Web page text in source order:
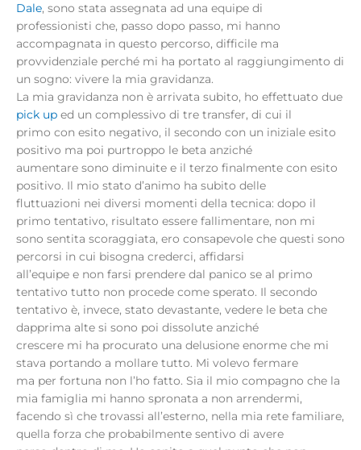
Dale, sono stata assegnata ad una equipe di
professionisti che, passo dopo passo, mi hanno
accompagnata in questo percorso, difficile ma
provvidenziale perché mi ha portato al raggiungimento di
un sogno: vivere la mia gravidanza.
La mia gravidanza non è arrivata subito, ho effettuato due
pick up ed un complessivo di tre transfer, di cui il
primo con esito negativo, il secondo con un iniziale esito
positivo ma poi purtroppo le beta anziché
aumentare sono diminuite e il terzo finalmente con esito
positivo. Il mio stato d’animo ha subito delle
fluttuazioni nei diversi momenti della tecnica: dopo il
primo tentativo, risultato essere fallimentare, non mi
sono sentita scoraggiata, ero consapevole che questi sono
percorsi in cui bisogna crederci, affidarsi
all’equipe e non farsi prendere dal panico se al primo
tentativo tutto non procede come sperato. Il secondo
tentativo è, invece, stato devastante, vedere le beta che
dapprima alte si sono poi dissolute anziché
crescere mi ha procurato una delusione enorme che mi
stava portando a mollare tutto. Mi volevo fermare
ma per fortuna non l’ho fatto. Sia il mio compagno che la
mia famiglia mi hanno spronata a non arrendermi,
facendo sì che trovassi all’esterno, nella mia rete familiare,
quella forza che probabilmente sentivo di avere